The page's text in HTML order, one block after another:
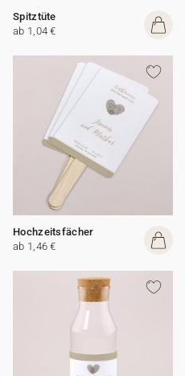
Spitztüte
ab 1,04 €
Hochzeitsfächer
ab 1,46 €